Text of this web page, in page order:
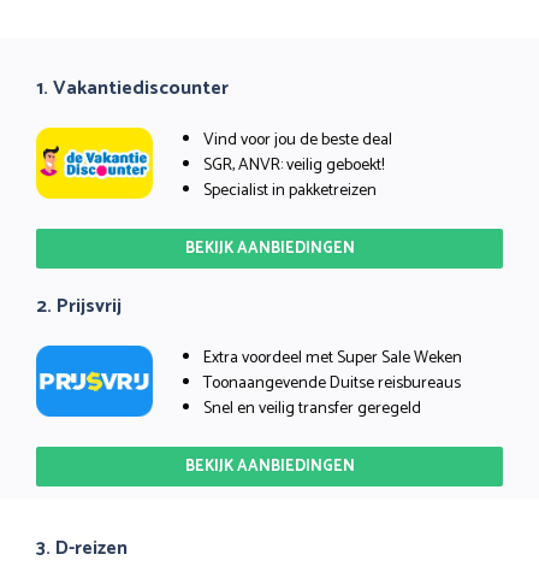
1. Vakantiediscounter
Vind voor jou de beste deal
SGR, ANVR: veilig geboekt!
Specialist in pakketreizen
BEKIJK AANBIEDINGEN
2. Prijsvrij
Extra voordeel met Super Sale Weken
Toonaangevende Duitse reisbureaus
Snel en veilig transfer geregeld
BEKIJK AANBIEDINGEN
3. D-reizen